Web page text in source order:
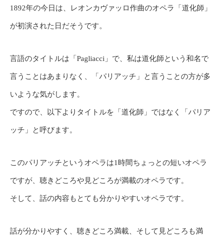
1892年の今日は、レオンカヴァッロ作曲のオペラ「道化師」
が初演された日だそうです。
言語のタイトルは「Pagliacci」で、私は道化師という和名で
言うことはあまりなく、「パリアッチ」と言うことの方が多
いような気がします。
ですので、以下よりタイトルを「道化師」ではなく「パリア
ッチ」と呼びます。
このパリアッチというオペラは1時間ちょっとの短いオペラ
ですが、聴きどころや見どころが満載のオペラです。
そして、話の内容もとても分かりやすいオペラです。
話が分かりやすく、聴きどころ満載、そして見どころも満